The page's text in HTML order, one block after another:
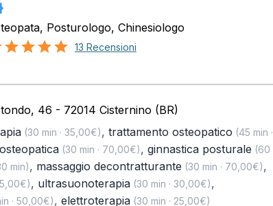
Posturologo, Chinesiologo
13 Recensioni
46 - 72014 Cisternino (BR)
(30 min · 35,00€), trattamento osteopatico (45 min ·
(30 min · 70,00€), ginnastica posturale (60
min), massaggio decontratturante (30 min · 70,00€),
, ultrasuonoterapia(30 min · 30,00€),
· 50,00€), elettroterapia(30 min · 25,00€)